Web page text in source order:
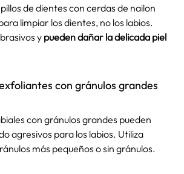
de dientes con cerdas de nailon
limpiar los dientes, no los labios.
y pueden dañar la delicada piel
con gránulos grandes
con gránulos grandes pueden
agresivos para los labios. Utiliza
más pequeños o sin gránulos.